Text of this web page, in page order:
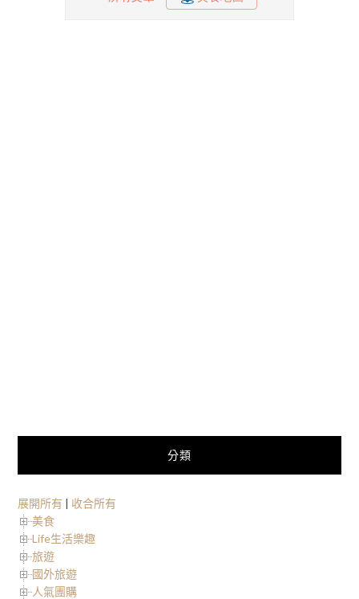
分類
展開所有 | 收合所有
美食
Life生活樂趣
旅遊
國外旅遊
人氣團購